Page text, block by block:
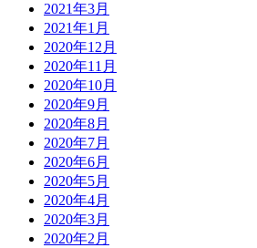
2021年3月
2021年1月
2020年12月
2020年11月
2020年10月
2020年9月
2020年8月
2020年7月
2020年6月
2020年5月
2020年4月
2020年3月
2020年2月